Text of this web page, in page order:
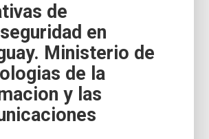
de
en
Ministerio de
de la
y las